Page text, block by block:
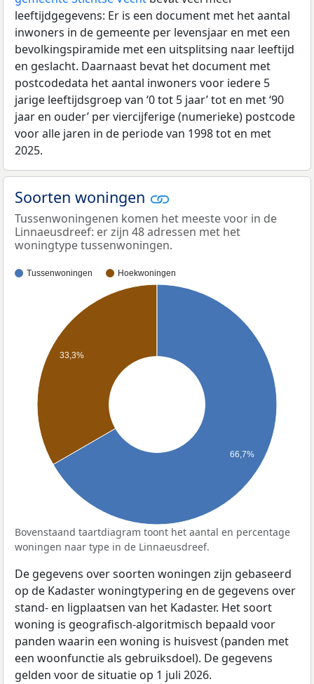
leeftijdgegevens: Er is een document met het aantal
inwoners in de gemeente per levensjaar en met een
bevolkingspiramide met een uitsplitsing naar leeftijd
en geslacht. Daarnaast bevat het document met
postcodedata het aantal inwoners voor iedere 5
jarige leeftijdsgroep van ‘0 tot 5 jaar’ tot en met ‘90
jaar en ouder’ per viercijferige (numerieke) postcode
voor alle jaren in de periode van 1998 tot en met
2025.
Soorten woningen
Tussenwoningenen komen het meeste voor in de
Linnaeusdreef: er zijn 48 adressen met het
woningtype tussenwoningen.
Tussenwoningen Hoekwoningen
33,3%
66,7%
Bovenstaand taartdiagram toont het aantal en percentage
woningen naar type in de Linnaeusdreef.
De gegevens over soorten woningen zijn gebaseerd
op de Kadaster woningtypering en de gegevens over
stand- en ligplaatsen van het Kadaster. Het soort
woning is geografisch-algoritmisch bepaald voor
panden waarin een woning is huisvest (panden met
een woonfunctie als gebruiksdoel). De gegevens
gelden voor de situatie op 1 juli 2026.